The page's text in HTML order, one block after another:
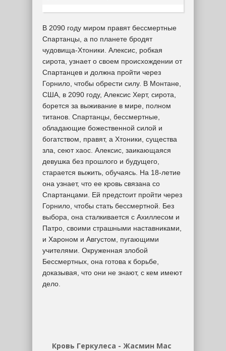
В 2090 году миром правят бессмертные
Спартанцы, а по планете бродят
чудовища-Хтоники. Алексис, робкая
сирота, узнает о своем происхождении от
Спартанцев и должна пройти через
Горнило, чтобы обрести силу. В Монтане,
США, в 2090 году, Алексис Херт, сирота,
борется за выживание в мире, полном
титанов. Спартанцы, бессмертные,
обладающие божественной силой и
богатством, правят, а Хтоники, существа
зла, сеют хаос. Алексис, заикающаяся
девушка без прошлого и будущего,
старается выжить, обучаясь. На 18-летие
она узнает, что ее кровь связана со
Спартанцами. Ей предстоит пройти через
Горнило, чтобы стать бессмертной. Без
выбора, она сталкивается с Ахиллесом и
Патро, своими страшными наставниками,
и Хароном и Августом, пугающими
учителями. Окруженная злобой
Бессмертных, она готова к борьбе,
доказывая, что они не знают, с кем имеют
дело.
Кровь Геркулеса - Жасмин Мас